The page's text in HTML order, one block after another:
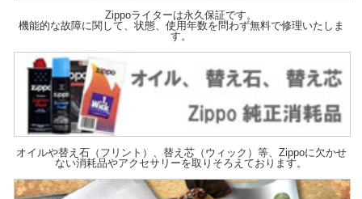
Zippoライターは永久保証です。
機能的な故障に関して、状態、使用年数を問わず無料で修理いたしま
す。
オイルや替え石（フリント）、替え芯（ウィック）等、Zippoに欠かせ
ない消耗品やアクセサリーを取りそろえております。